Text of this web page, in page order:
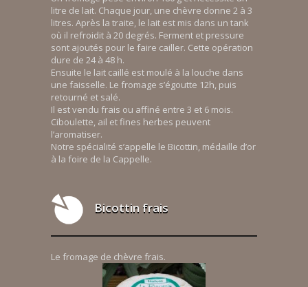
litre de lait. Chaque jour, une chèvre donne 2 à 3
litres. Après la traite, le lait est mis dans un tank
où il refroidit à 20 degrés. Ferment et pressure
sont ajoutés pour le faire cailler. Cette opération
dure de 24 à 48 h.
Ensuite le lait caillé est moulé à la louche dans
une faisselle. Le fromage s’égoutte 12h, puis
retourné et salé.
Il est vendu frais ou affiné entre 3 et 6 mois.
Ciboulette, ail et fines herbes peuvent
l’aromatiser.
Notre spécialité s’appelle le Bicottin, médaille d’or
à la foire de la Cappelle.
Bicottin frais
Le fromage de chèvre frais.